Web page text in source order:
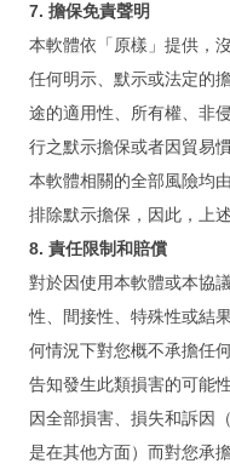
About us
線上有約
Featured
Search
Press Releases
Support
Contact us
Cooperation
Subscribe
7. 擔保免責聲明
本軟體依「原樣」提供，
任何明示、默示或法定的
途的適用性、所有權、非
行之默示擔保或者因貿易
本軟體相關的全部風險均
排除默示擔保，因此，上
8. 責任限制和賠償
對於因使用本軟體或本協
性、間接性、特殊性或結
何情況下對您概不承擔任
告知發生此類損害的可能
因全部損害、損失和訴因
是在其他方面）而對您承